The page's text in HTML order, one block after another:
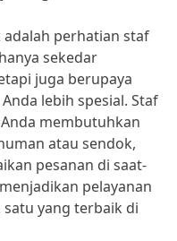
perhatian staf
sekedar
juga berupaya
lebih spesial. Staf
membutuhkan
atau sendok,
pesanan di saat-
pelayanan
satu yang terbaik di